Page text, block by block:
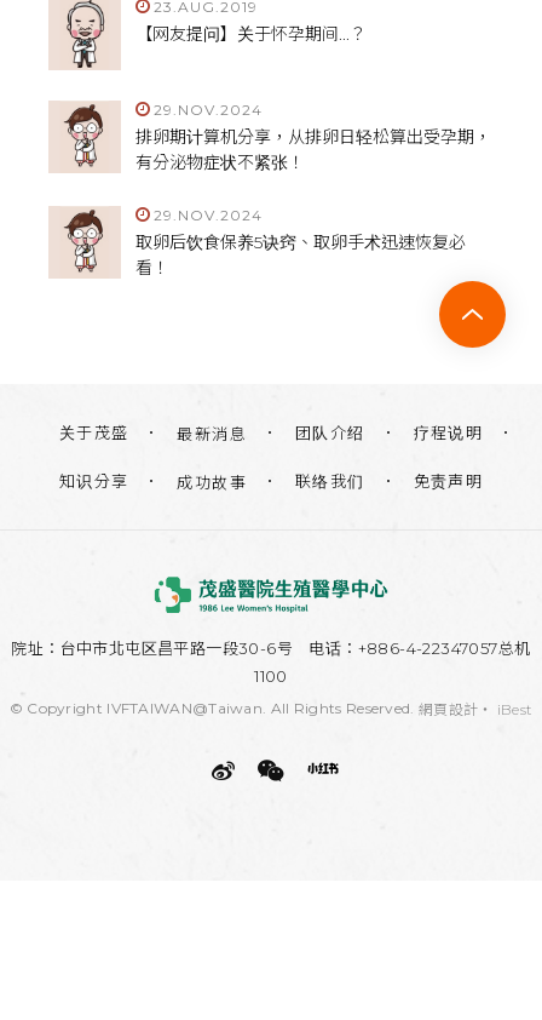
23.AUG.2019
【网友提问】关于怀孕期间...？
29.NOV.2024
排卵期计算机分享，从排卵日轻松算出受孕期，
有分泌物症状不紧张！
29.NOV.2024
取卵后饮食保养5诀窍、取卵手术迅速恢复必
看！
关于茂盛 最新消息 团队介绍 疗程说明
知识分享 成功故事 联络我们 免责声明
院址： 台中市北屯区昌平路一段30-6号 电话：+886-4-22347057总机
1100
© Copyright IVFTAIWAN@Taiwan. All Rights Reserved. 網頁設計 ‧ iBest